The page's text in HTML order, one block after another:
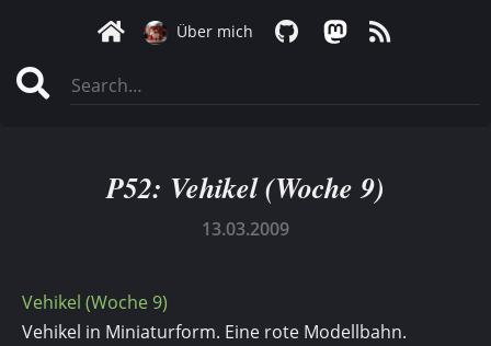
Über mich
P52: Vehikel (Woche 9)
13.03.2009
Vehikel (Woche 9)
Vehikel in Miniaturform. Eine rote Modellbahn.